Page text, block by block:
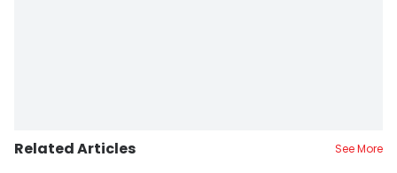
Related Articles See More